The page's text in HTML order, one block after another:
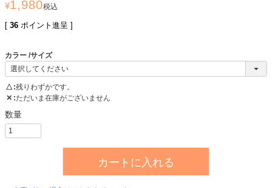
¥1,980税込
[ 36 ポイント進呈 ]
カラー サイズ
△ 残りわずかです。
✕ ただいま在庫がございません
カートに入れる